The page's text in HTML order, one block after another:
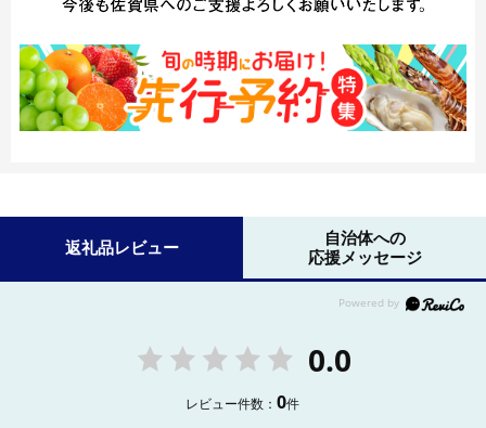
返礼品レビュー
自治体への
応援メッセージ
0.0
レビュー件数：0件